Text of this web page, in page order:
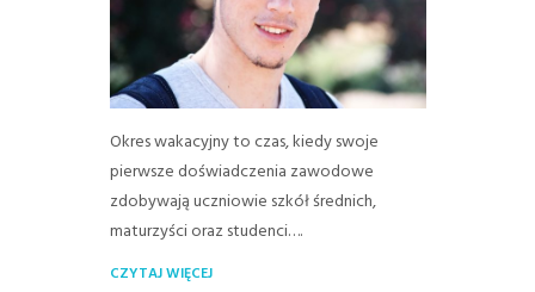
Okres wakacyjny to czas, kiedy swoje
pierwsze doświadczenia zawodowe
zdobywają uczniowie szkół średnich,
maturzyści oraz studenci….
CZYTAJ WIĘCEJ